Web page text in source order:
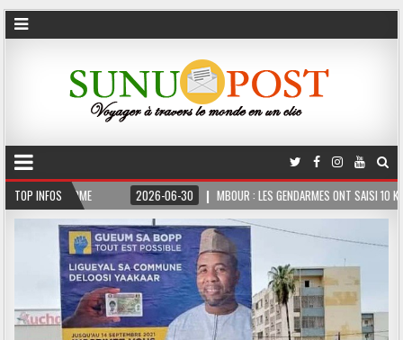
TOP INFOS 2026-06-30 MBOUR : LES GENDARMES ONT SAISI 10 KG DE